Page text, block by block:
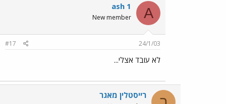
A
ash 1
New member
24/1/03
#17
לא עובד אצלי...
רייסטלין מאגר